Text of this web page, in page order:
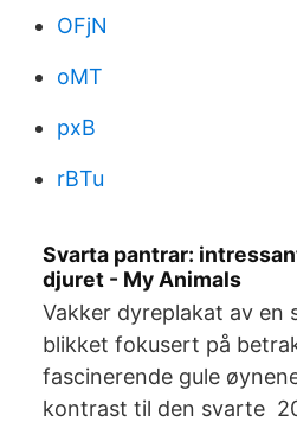
OFjN
oMT
pxB
rBTu
Svarta pantrar:
djuret - My Animals
Vakker dyreplakat av en
blikket fokusert på
fascinerende gule
kontrast til den svarte